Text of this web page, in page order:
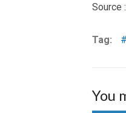
Source :
Tag:
You